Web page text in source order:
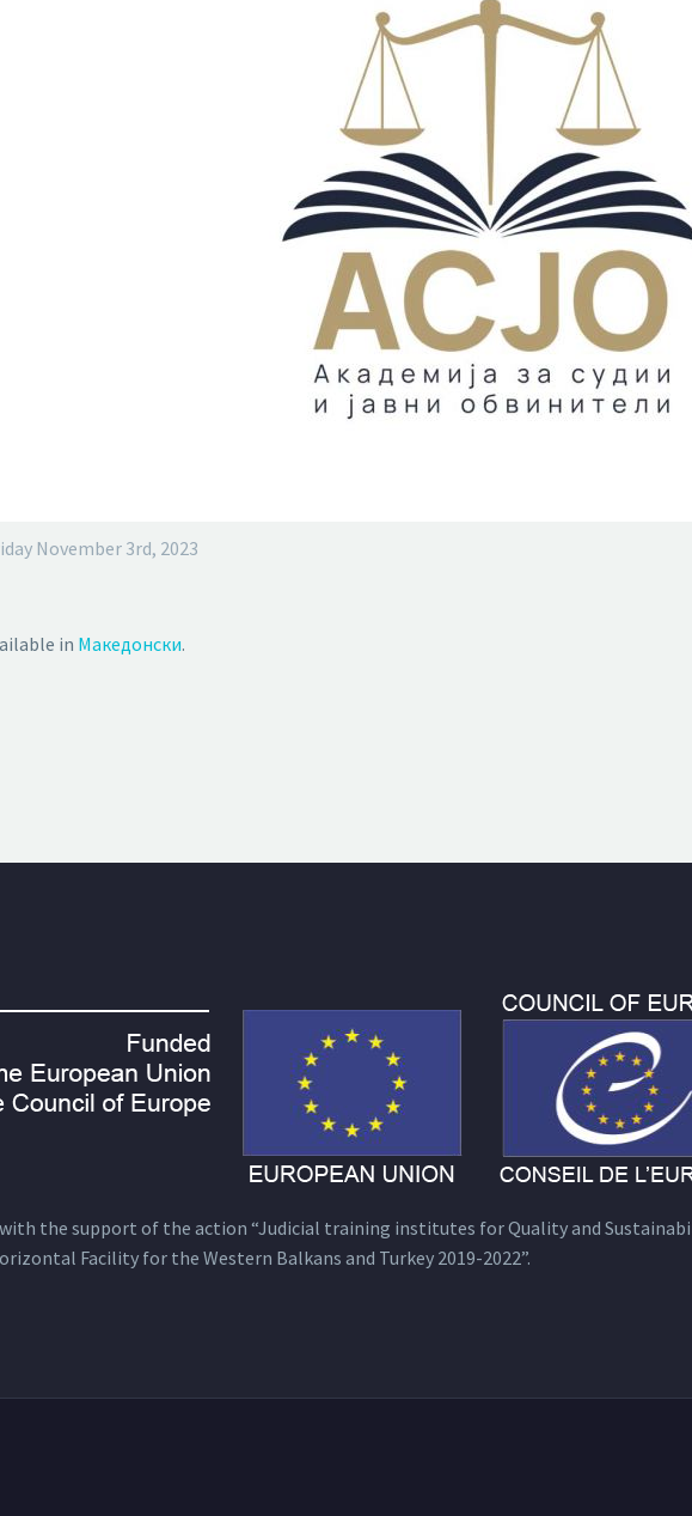
November 3rd, 2023
in Македонски.
the support of the action “Judicial training institutes for Quality and
Facility for the Western Balkans and Turkey 2019-2022”.